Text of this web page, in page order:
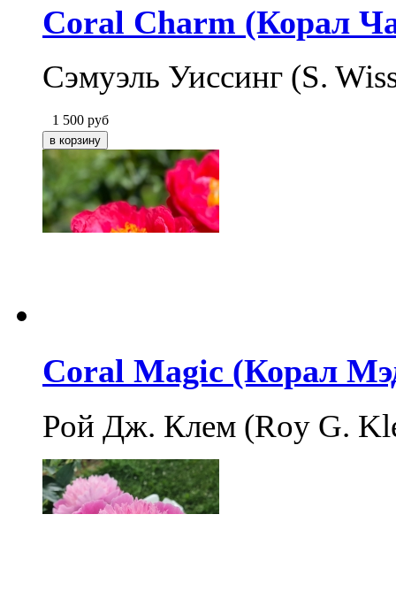
Coral Charm (Корал
Сэмуэль Уиссинг (S.
1 500 руб
Coral Magic (Корал
Рой Дж. Клем (Roy G.